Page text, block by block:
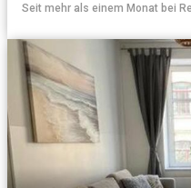
Seit mehr als einem Monat bei